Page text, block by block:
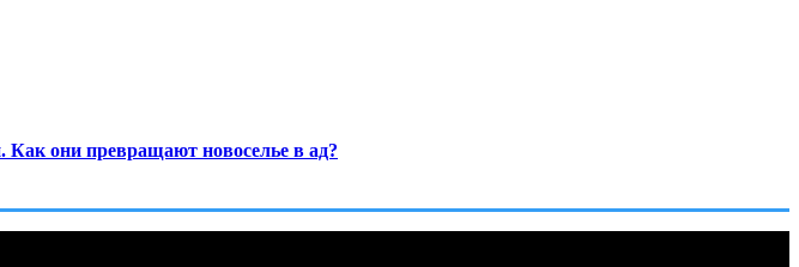
они превращают новоселье в ад?